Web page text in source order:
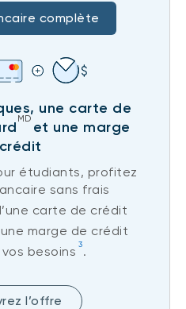
complète
une carte de
MD et une marge
étudiants, profitez
sans frais
carte de crédit
marge de crédit
besoins 3.
l’offre